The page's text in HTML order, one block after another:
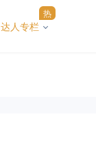
达人专栏
热